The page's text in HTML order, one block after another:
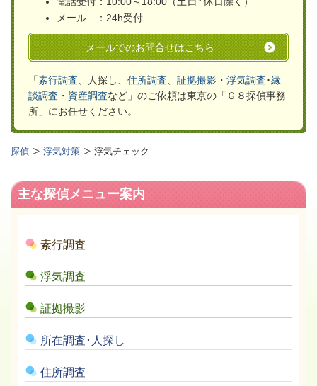
メール ：24h受付
メールでのお問合せはこちら
「素行調査 、人探し、 住所調査 証拠撮影 ・ 浮気調査･縁
談調査 ・ 資産調査など」のご依頼は東京の「Ｇ８探偵事務
所」 にお任せください。
探偵 浮気対策 浮気チェック
主な探偵メニュー案内
素行調査
浮気調査
証拠撮影
所在調査･人探し
住所調査